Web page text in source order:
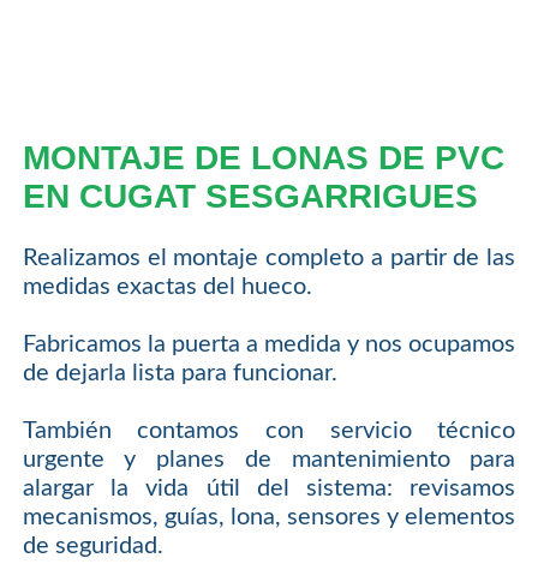
MONTAJE DE LONAS DE PVC
EN CUGAT SESGARRIGUES
Realizamos el montaje completo a partir de las
medidas exactas del hueco.
Fabricamos la puerta a medida y nos ocupamos
de dejarla lista para funcionar.
También contamos con servicio técnico
urgente y planes de mantenimiento para
alargar la vida útil del sistema: revisamos
mecanismos, guías, lona, sensores y elementos
de seguridad.